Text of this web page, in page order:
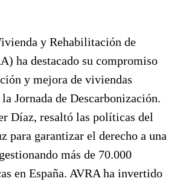
y Rehabilitación de
ha destacado su compromiso
y mejora de viviendas
Jornada de Descarbonización.
Díaz, resaltó las políticas del
para garantizar el derecho a una
más de 70.000
en España. AVRA ha invertido